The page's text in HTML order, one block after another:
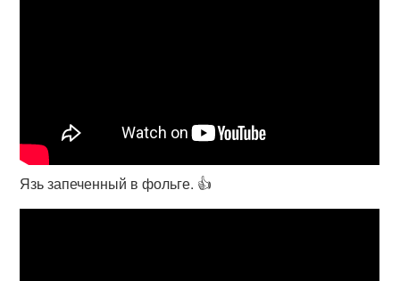
Язь запеченный в фольге. 👍